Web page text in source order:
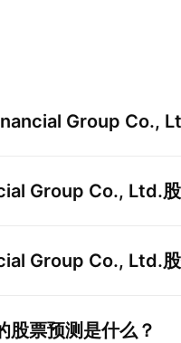
Group Co.,
Group Co., Ltd.
Group Co., Ltd.
股票预测是什么？